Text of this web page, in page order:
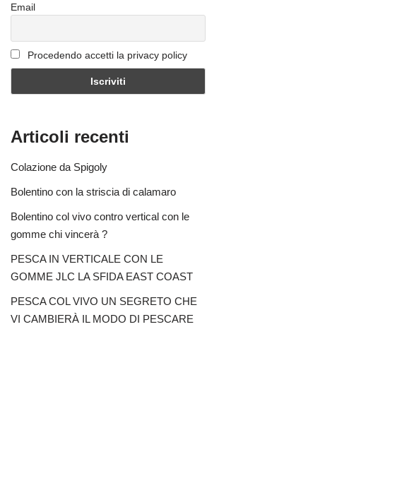
Email
Procedendo accetti la privacy policy
Articoli recenti
Colazione da Spigoly
Bolentino con la striscia di calamaro
Bolentino col vivo contro vertical con le
gomme chi vincerà ?
PESCA IN VERTICALE CON LE
GOMME JLC LA SFIDA EAST COAST
PESCA COL VIVO UN SEGRETO CHE
VI CAMBIERÀ IL MODO DI PESCARE